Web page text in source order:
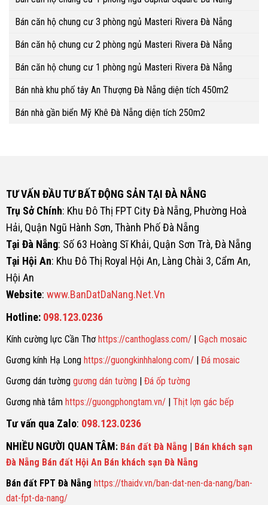
Bán căn hộ chung cư 3 phòng ngủ Masteri Rivera Đà Nẵng
Bán căn hộ chung cư 2 phòng ngủ Masteri Rivera Đà Nẵng
Bán căn hộ chung cư 1 phòng ngủ Masteri Rivera Đà Nẵng
Bán nhà khu phố tây An Thượng Đà Nẵng diện tích 450m2
Bán nhà gần biển Mỹ Khê Đà Nẵng diện tích 250m2
TƯ VẤN ĐẦU TƯ BẤT ĐỘNG SẢN TẠI ĐÀ NẴNG
Trụ Sở Chính: Khu Đô Thị FPT City Đà Nẵng, Phường Hoà
Hải, Quận Ngũ Hành Sơn, Thành Phố Đà Nẵng
Tại Đà Nẵng: Số 63 Hoàng Sĩ Khải, Quận Sơn Trà, Đà Nẵng
Tại Hội An: Khu Đô Thị Royal Hội An, Làng Chài 3, Cẩm An,
Hội An
Website: www.BanDatDaNang.Net.Vn
Hotline: 098.123.0236
Kính cường lực Cần Thơ https://canthoglass.com/| Gạch mosaic
Gương kính Hạ Long https://guongkinhhalong.com/| Đá mosaic
Gương dán tường gương dán tường | Đá ốp tường
Gương nhà tắm https://guongphongtam.vn/| Thịt lợn gác bếp
Tư vấn qua Zalo: 098.123.0236
NHIỀU NGƯỜI QUAN TÂM: Bán đất Đà Nẵng | Bán khách sạn
Đà Nẵng Bán đất Hội An Bán khách sạn Đà Nẵng
Bán đất FPT Đà Nẵng https://thaidv.vn/ban-dat-nen-da-nang/ban-
dat-fpt-da-nang/